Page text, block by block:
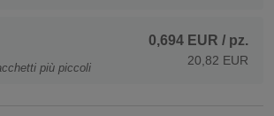
più piccoli
0,694 EUR / pz.
20,82 EUR